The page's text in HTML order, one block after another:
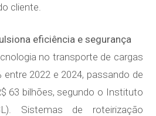
cliente.
eficiência e segurança
no transporte de cargas
entre 2022 e 2024, passando de
63 bilhões, segundo o Instituto
Sistemas de roteirização